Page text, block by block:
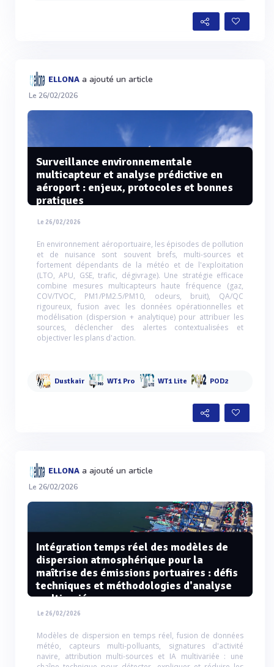
ELLONA a ajouté un article
Le 26/02/2026
Surveillance environnementale
multicapteur et analyse prédictive en
aéroport : enjeux, protocoles et bonnes
pratiques
Le 26/02/2026
En environnement aéroportuaire, les épisodes de pollution
et de nuisance sont souvent brefs, multi-sources et
fortement dépendants de la météo et de l'exploitation
(LTO, APU, GSE, trafic, dégivrage). Une stratégie efficace
combine mesures multicapteurs haute fréquence (gaz,
COV/TVOC, PM1/PM2.5/PM10, odeurs, bruit), QA/QC
rigoureux, fusion avec les données opérationnelles et
modélisation (dispersion + analytique) pour attribuer les
sources, déclencher des alertes contextualisées et
objectiver les plans d'action.
Dustkair WT1 Pro WT1 Lite POD2
ELLONA a ajouté un article
Le 26/02/2026
Intégration temps réel des modèles de
dispersion atmosphérique pour la
maîtrise des émissions portuaires : défis
techniques et méthodologies d'analyse
multivariée
Le 26/02/2026
Modèles de dispersion en temps réel, fusion de données
météo, capteurs multi-polluants, signatures d'activité
navire, attribution multi-sources et IA multivariée : une